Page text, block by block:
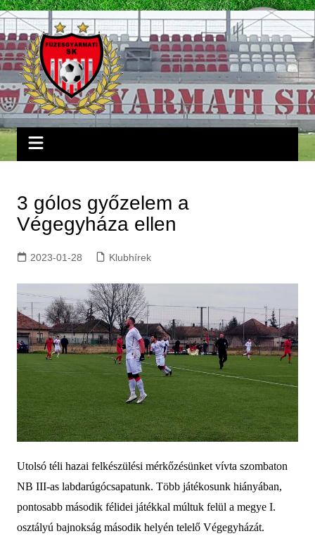
Skip
to
content
3 gólos győzelem a
Végegyháza ellen
2023-01-28 Klubhírek
Utolsó téli hazai felkészülési mérkőzésünket vívta szombaton
NB III-as labdarúgócsapatunk. Több játékosunk hiányában,
pontosabb második félidei játékkal múltuk felül a megye I.
osztályú bajnokság második helyén telelő Végegyházát.